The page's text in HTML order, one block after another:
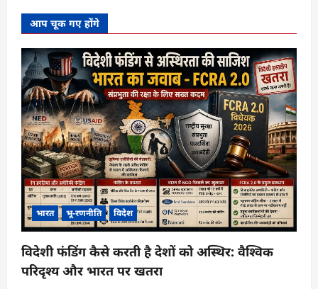
आप चूक गए होंगे
भारत भू-रणनीति विदेश
विदेशी फंडिंग कैसे करती है देशों को अस्थिर: वैश्विक
परिदृश्य और भारत पर खतरा